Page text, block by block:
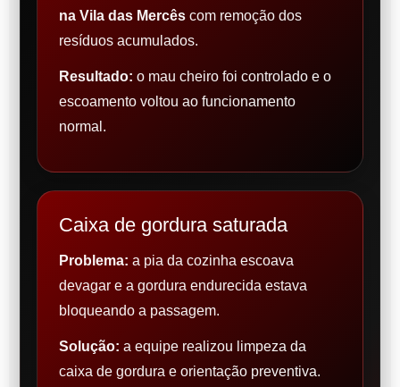
na Vila das Mercês com remoção dos
resíduos acumulados.
Resultado: o mau cheiro foi controlado e o
escoamento voltou ao funcionamento
normal.
Caixa de gordura saturada
Problema: a pia da cozinha escoava
devagar e a gordura endurecida estava
bloqueando a passagem.
Solução: a equipe realizou limpeza da
caixa de gordura e orientação preventiva.